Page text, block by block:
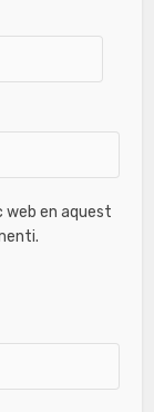
web en aquest